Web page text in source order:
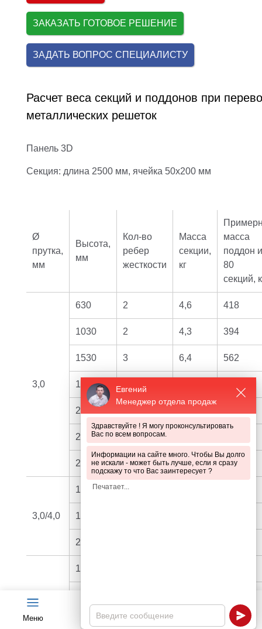
Меню Каталог Калькулятор Чат
ЗАКАЗАТЬ ГОТОВОЕ РЕШЕНИЕ
ЗАДАТЬ ВОПРОС СПЕЦИАЛИСТУ
Расчет веса секций и поддонов при
металлических решеток
Панель 3D
Секция: длина 2500 мм, ячейка 50х200 мм
Ø
прутка,
мм
Высота,
мм
Кол-во
ребер
жесткости
Масса
секции,
кг
масса
поддон
80
секций,
3,0
630 2 4,6 418
1030 2 4,3 394
1530 3 6,4 562
1730
2030
2430 4
2930 5 12,0 1010
3,0/4,0
1530 3
1730
2030
1030
2 1066
Евгений
Менеджер отдела продаж
Здравствуйте ! Я могу проконсультировать
Вас по всем вопросам.
Информации на сайте много. Чтобы Вы долго
не искали - может быть лучше, если я сразу
подскажу то что Вас заинтересует ?